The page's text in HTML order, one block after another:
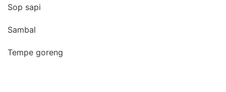
Sop sapi
Sambal
Tempe goreng